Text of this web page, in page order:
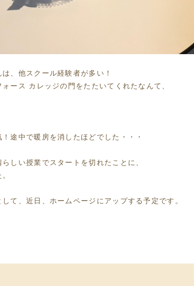
、他スクール経験者が多い！
ース カレッジの門をたたいてくれたなんて、
途中で暖房を消したほどでした・・・
しい授業でスタートを切れたことに、
て、近日、ホームページにアップする予定です。